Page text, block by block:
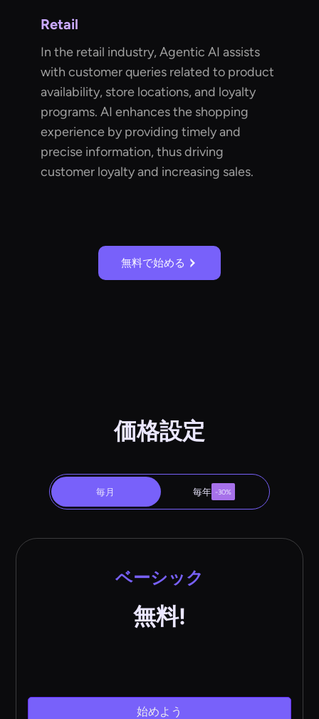
Retail
In the retail industry, Agentic AI assists
with customer queries related to product
availability, store locations, and loyalty
programs. AI enhances the shopping
experience by providing timely and
precise information, thus driving
customer loyalty and increasing sales.
無料で始める
価格設定
毎月 毎年 -30%
ベーシック
無料!
始めよう